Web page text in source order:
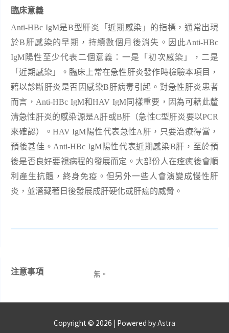
臨床意義
Anti-HBc IgM是B型肝炎「近期感染」的指標，通常出現
於B 肝感染的早期，持續數個月後消失。因此Anti-HBc
IgM 陽性至少代表二個意義：一是「初次感染」，二是
「近期感染」。臨床上常在急性肝炎發作時檢驗本項目，
藉以診斷肝炎是否因感染B肝病毒引起。對急性肝炎患者
而言， Anti-HBc IgM和HAV IgM同樣重要，因為可藉此釐
清急性肝炎的感染源是A肝或B肝（急性C型肝炎要以PCR
來確認）。HAV IgM 陽性代表急性A 肝，只要治療得當，
預後甚佳。 Anti-HBc IgM陽性代表近期感染B肝，至於預
後是否良好要視病程的發展而定。大部份人在痊癒後會順
利產生抗體，終身免疫。但另外一些人會演變成慢性肝
炎，並潛藏著日後發展成肝硬化或肝癌的威脅。
注意事項 無。
Copyright © 2026 | Powered byAstra